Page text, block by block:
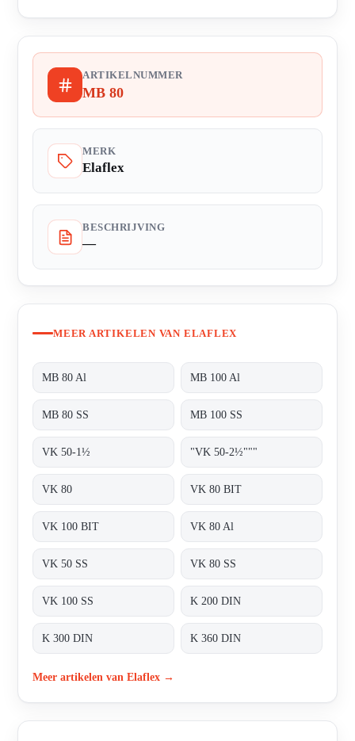
ARTIKELNUMMER
MB 80
MERK
Elaflex
BESCHRIJVING
—
MEER ARTIKELEN VAN ELAFLEX
MB 80 Al MB 100 Al
MB 80 SS MB 100 SS
VK 50-1½ "VK 50-2½"""
VK 80 VK 80 BIT
VK 100 BIT VK 80 Al
VK 50 SS VK 80 SS
VK 100 SS K 200 DIN
K 300 DIN K 360 DIN
Meer artikelen van Elaflex →